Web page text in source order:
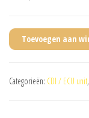
Toevoegen aan
Categorieën: CDI / ECU unit,